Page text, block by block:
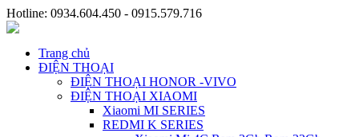
Hotline: 0934.604.450 - 0915.579.716
Trang chủ
ĐIỆN THOẠI
ĐIỆN THOẠI HONOR -VIVO
ĐIỆN THOẠI XIAOMI
Xiaomi MI SERIES
REDMI K SERIES